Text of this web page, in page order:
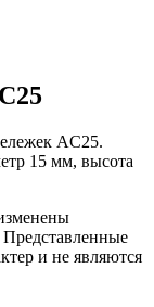
AC25.
15 мм, высота
и не являются